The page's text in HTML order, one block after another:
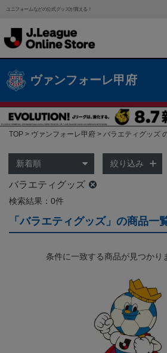
ユニフォームなどの公式グッズが買える！
ヴァンフォーレ甲府
TOP ヴァンフォーレ甲府 バラエティグッズ
絞り込み
バラエティグッズ
検索結果：0件
「バラエティグッズ」の商品一
条件に一致する商品が見つかり